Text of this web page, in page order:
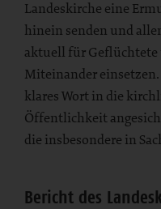
Landeskirche eine
hinein senden und
aktuell für Geflüchtete
Miteinander einsetzen.
klares Wort in die
Öffentlichkeit
die insbesondere in
Bericht des